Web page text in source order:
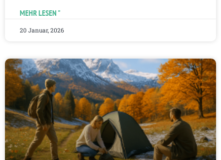
MEHR LESEN "
20 Januar, 2026